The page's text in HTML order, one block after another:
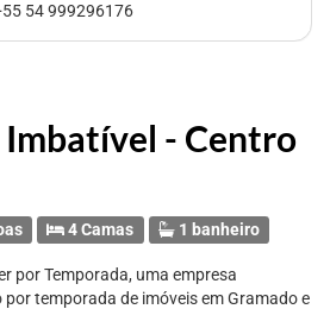
Imbatível - Centro
4 Camas 1 banheiro
por Temporada, uma empresa
temporada de imóveis em Gramado e
54 999296176